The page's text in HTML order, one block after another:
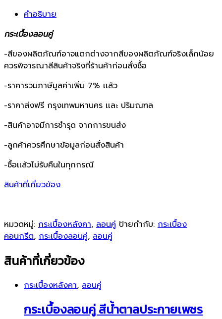
คำอธิบาย
กระเบื้องลอนคู่
-สีของผลิตภัณฑ์อาจแตกต่างจากสีของผลิตภัณฑ์จริงเล็กน้อย
ควรพิจารณาสีสินค้าจริงที่ร้านค้าก่อนสั่งซื้อ
-ราคารวมภาษีมูลค่าเพิ่ม 7% เเล้ว
-ราคาส่งฟรี กรุงเทพมหานคร เเละ ปริมณฑล
-สินค้าอาจมีการชำรุด จากการขนส่ง
-ลูกค้าควรศึกษาข้อมูลก่อนสั่งสินค้า
-ซื้อเเล้วไม่รับคืนในทุกกรณี
สินค้าที่เกี่ยวข้อง
หมวดหมู่: กระเบื้องหลังคา, ลอนคู่ ป้ายกำกับ: กระเบื้อง
คอนกรีต, กระเบื้องลอนคู่, ลอนคู่
สินค้าที่เกี่ยวข้อง
กระเบื้องหลังคา, ลอนคู่
กระเบื้องลอนคู่ สีน้ำตาลประกายเพชร